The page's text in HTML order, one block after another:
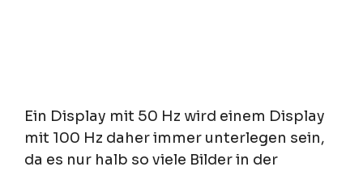
Ein Display mit 50 Hz wird einem Display
mit 100 Hz daher immer unterlegen sein,
da es nur halb so viele Bilder in der